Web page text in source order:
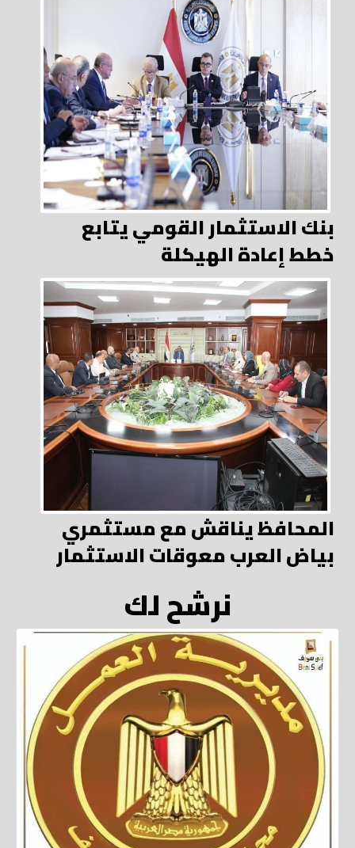
بنك الاستثمار القومي يتابع
خطط إعادة الهيكلة
المحافظ يناقش مع مستثمري
بياض العرب معوقات الاستثمار
نرشح لك